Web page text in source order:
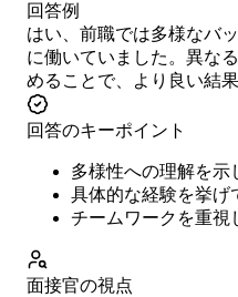
回答例
はい、前職では多様なバ
に働いていました。異な
めることで、より良い結
回答のキーポイント
多様性への理解を示
具体的な経験を挙げ
チームワークを重視
面接官の視点